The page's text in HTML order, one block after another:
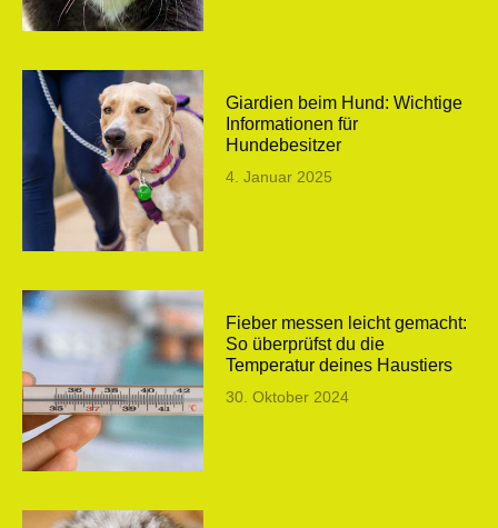
Giardien beim Hund: Wichtige
Informationen für
Hundebesitzer
4. Januar 2025
Fieber messen leicht gemacht:
So überprüfst du die
Temperatur deines Haustiers
30. Oktober 2024